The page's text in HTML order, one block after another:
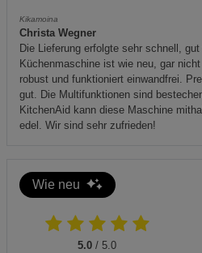
Kikamoina
Christa Wegner
Die Lieferung erfolgte sehr schnell,
Küchenmaschine ist wie neu, gar
robust und funktioniert einwandfrei.
gut. Die Multifunktionen sind
KitchenAid kann diese Maschine
edel. Wir sind sehr zufrieden!
Wie neu
5.0 / 5.0